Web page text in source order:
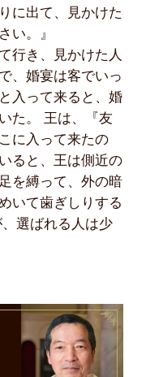
に出て、見かけた
い。』
行き、見かけた人
、婚宴は客でいっ
入って来ると、婚
た。 王は、『友
に入って来たの
ると、王は側近の
を縛って、外の暗
いて歯ぎしりする
選ばれる人は少